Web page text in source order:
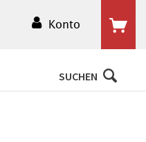
Konto
SUCHEN